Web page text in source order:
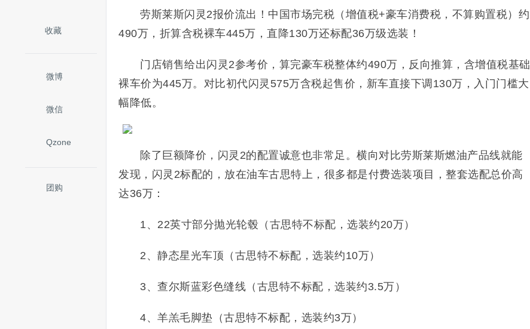
收藏
微博
微信
Qzone
团购
劳斯莱斯闪灵2报价流出！中国市场完税（增值税+豪车消费税，不算购置税）约
490万，折算含税裸车445万，直降130万还标配36万级选装！
门店销售给出闪灵2参考价，算完豪车税整体约490万，反向推算，含增值税基础
裸车价为445万。对比初代闪灵575万含税起售价，新车直接下调130万，入门门槛大
幅降低。
除了巨额降价，闪灵2的配置诚意也非常足。横向对比劳斯莱斯燃油产品线就能
发现，闪灵2标配的，放在油车古思特上，很多都是付费选装项目，整套选配总价高
达36万：
1、22英寸部分抛光轮毂（古思特不标配，选装约20万）
2、静态星光车顶（古思特不标配，选装约10万）
3、 查尔斯蓝彩色缝线 （古思特不标配，选装约3.5万）
4、羊羔毛脚垫（古思特不标配，选装约3万）